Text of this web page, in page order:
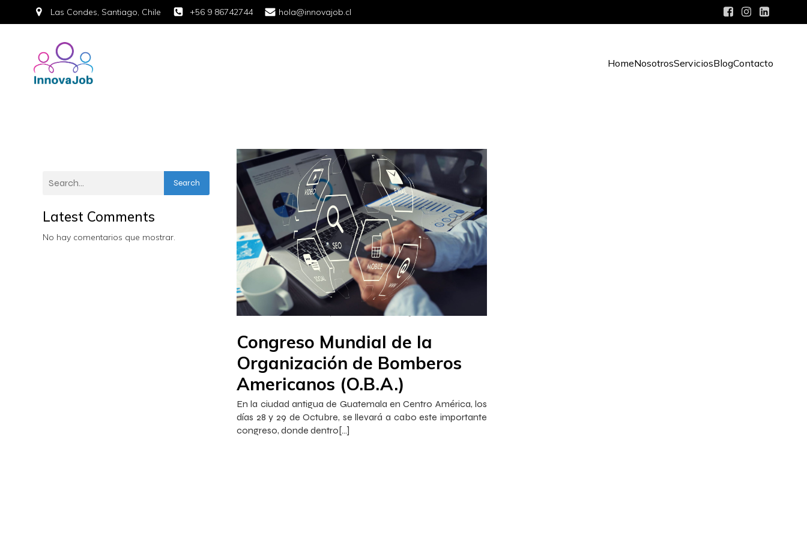
Las Condes, Santiago, Chile +56 9 86742744 hola@innovajob.cl
HomeNosotrosServiciosBlogContacto
Search
Latest Comments
No hay comentarios que mostrar.
Francisca InnovaJob 27 octubre 2022 –
Congreso Mundial de la
Organización de Bomberos
Americanos (O.B.A.)
En la ciudad antigua de Guatemala en Centro América, los
días 28 y 29 de Octubre, se llevará a cabo este importante
congreso, donde dentro[…]